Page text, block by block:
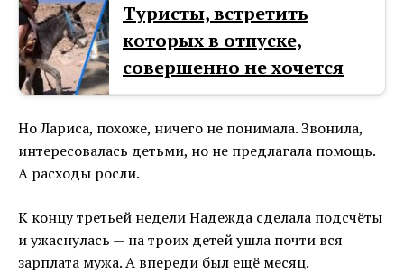
Туристы, встретить
которых в отпуске,
совершенно не хочется
Но Лариса, похоже, ничего не понимала. Звонила,
интересовалась детьми, но не предлагала помощь.
А расходы росли.
К концу третьей недели Надежда сделала подсчёты
и ужаснулась — на троих детей ушла почти вся
зарплата мужа. А впереди был ещё месяц.